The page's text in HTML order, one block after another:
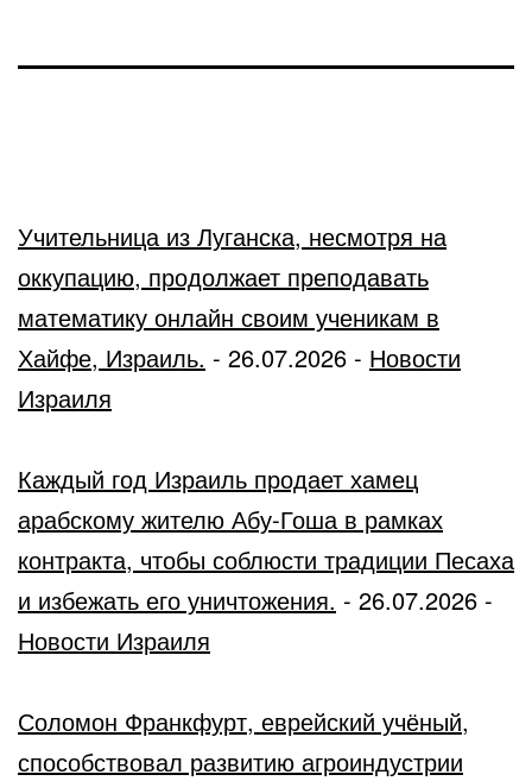
Учительница из Луганска, несмотря на
оккупацию, продолжает преподавать
математику онлайн своим ученикам в
Хайфе, Израиль. - 26.07.2026 - Новости
Израиля
Каждый год Израиль продает хамец
арабскому жителю Абу-Гоша в рамках
контракта, чтобы соблюсти традиции Песаха
и избежать его уничтожения. - 26.07.2026 -
Новости Израиля
Соломон Франкфурт, еврейский учёный,
способствовал развитию агроиндустрии